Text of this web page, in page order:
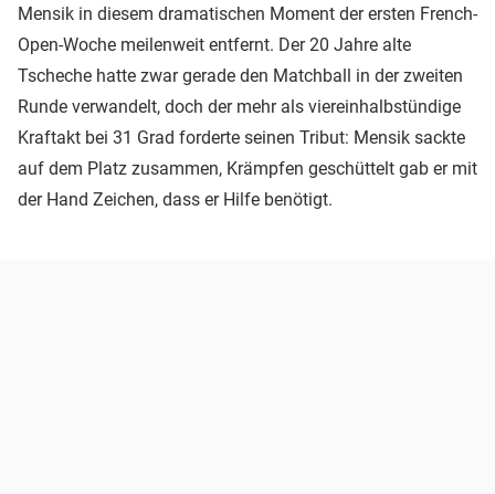
Mensik in diesem dramatischen Moment der ersten French-
Open-Woche meilenweit entfernt. Der 20 Jahre alte
Tscheche hatte zwar gerade den Matchball in der zweiten
Runde verwandelt, doch der mehr als viereinhalbstündige
Kraftakt bei 31 Grad forderte seinen Tribut: Mensik sackte
auf dem Platz zusammen, Krämpfen geschüttelt gab er mit
der Hand Zeichen, dass er Hilfe benötigt.